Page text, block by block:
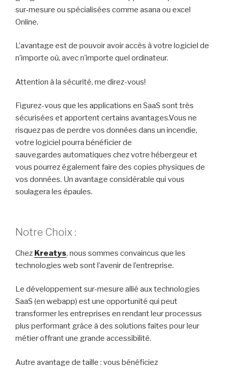
sur-mesure ou spécialisées comme asana ou excel
Online.
L’avantage est de pouvoir avoir accès à votre logiciel de
n’importe où, avecn’importe quel ordinateur.
Attention à la sécurité, me direz-vous!
Figurez-vous que les applications en SaaS sont très
sécurisées et apportent certains avantages.Vous ne
risquez pas de perdre vos données dans un incendie,
votre logiciel pourra bénéficier de
sauvegardes automatiques chez votre hébergeur et
vous pourrez également faire des copies physiques de
vos données. Un avantage considérable qui vous
soulagera les épaules.
Notre Choix :
Chez Kreatys, nous sommes convaincus que les
technologies web sont l’avenir de l’entreprise.
Le développement sur-mesure allié auxtechnologies
SaaS (en webapp) est une opportunité qui peut
transformer les entreprises en rendant leur processus
plus performant grâce à des solutions faites pour leur
métier offrant une grande accessibilité.
Autre avantage de taille : vous bénéficiez